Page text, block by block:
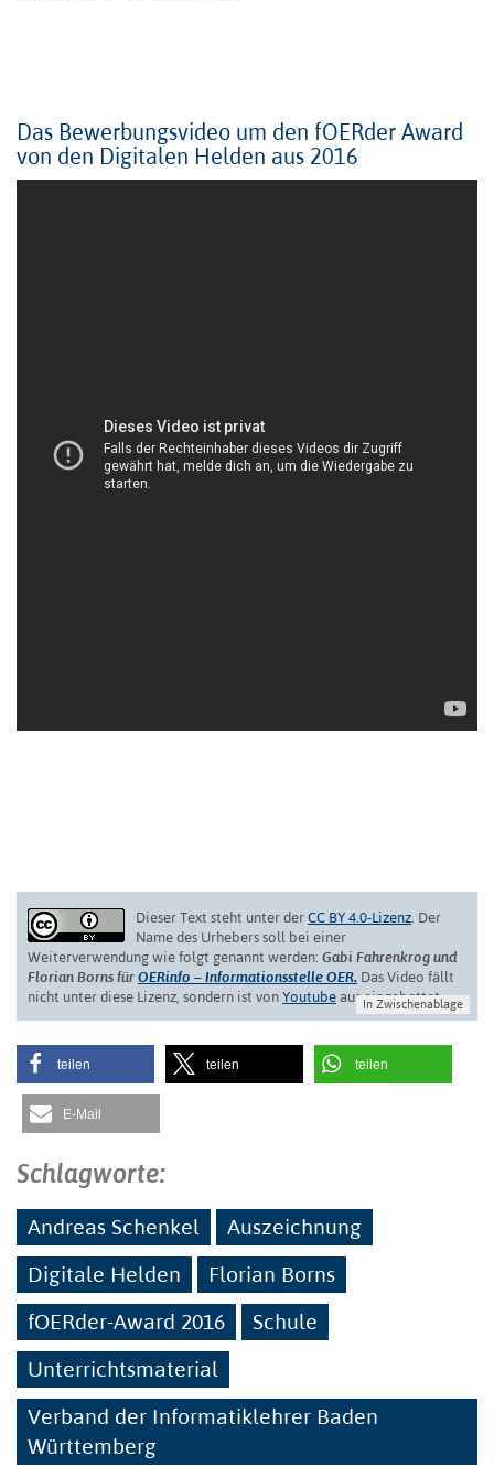
Das Bewerbungsvideo um den fOERder Award
von den Digitalen Helden aus 2016
Dieser Text steht unter der CC BY 4.0-Lizenz . Der
Name des Urhebers soll bei einer
Weiterverwendung wie folgt genannt werden: Gabi Fahrenkrog und
Florian Borns für OERinfo – Informationsstelle OER. Das Video fällt
nicht unter diese Lizenz, sondern ist von Youtube aus eingebettet.
In Zwischenablage
teilen teilen teilen
E-Mail
Schlagworte:
Andreas Schenkel
Auszeichnung
Digitale Helden
Florian Borns
fOERder-Award 2016
Schule
Unterrichtsmaterial
Verband der Informatiklehrer Baden
Württemberg